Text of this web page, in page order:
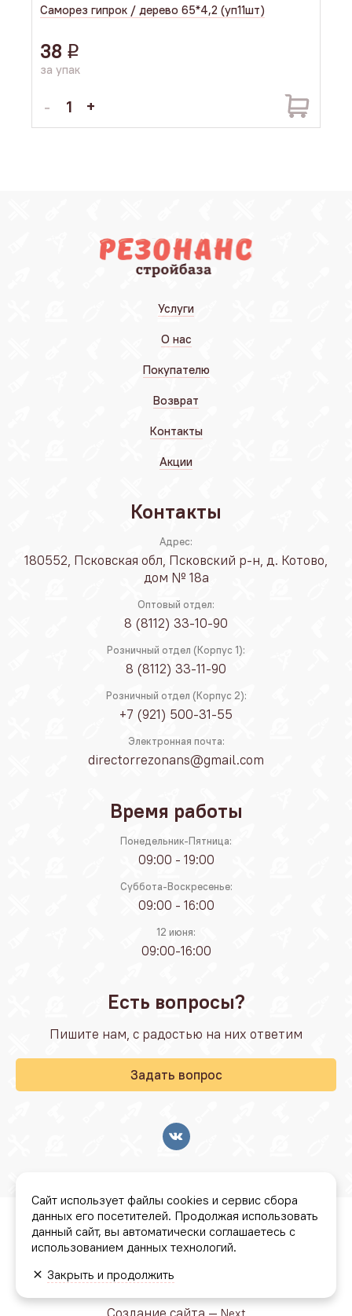
Саморез гипрок / дерево 65*4,2 (уп11шт)
38 q
за упак
Услуги
О нас
Покупателю
Возврат
Контакты
Акции
Контакты
Адрес:
180552, Псковская обл, Псковский р-н, д. Котово,
дом № 18а
Оптовый отдел:
8 (8112) 33-10-90
Розничный отдел (Корпус 1):
8 (8112) 33-11-90
Розничный отдел (Корпус 2):
+7 (921) 500-31-55
Электронная почта:
directorrezonans@gmail.com
Время работы
Понедельник-Пятница:
09:00 - 19:00
Суббота-Воскресенье:
09:00 - 16:00
12 июня:
09:00-16:00
Есть вопросы?
Пишите нам, с радостью на них ответим
Задать вопрос
© Стройбаза "Резонанс" 2026
Условия бонусной программы
Политика конфиденциальности
Сайт использует файлы cookies и сервис сбора
данных его посетителей. Продолжая использовать
данный сайт, вы автоматически соглашаетесь с
использованием данных технологий.
Закрыть и продолжить